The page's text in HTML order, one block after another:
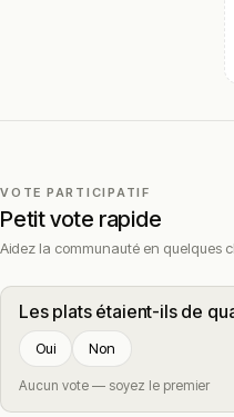
VOTE PARTICIPATIF
Petit vote rapide
Aidez la communauté en quelques
Les plats étaient-ils de
Oui Non
Aucun vote — soyez le premier